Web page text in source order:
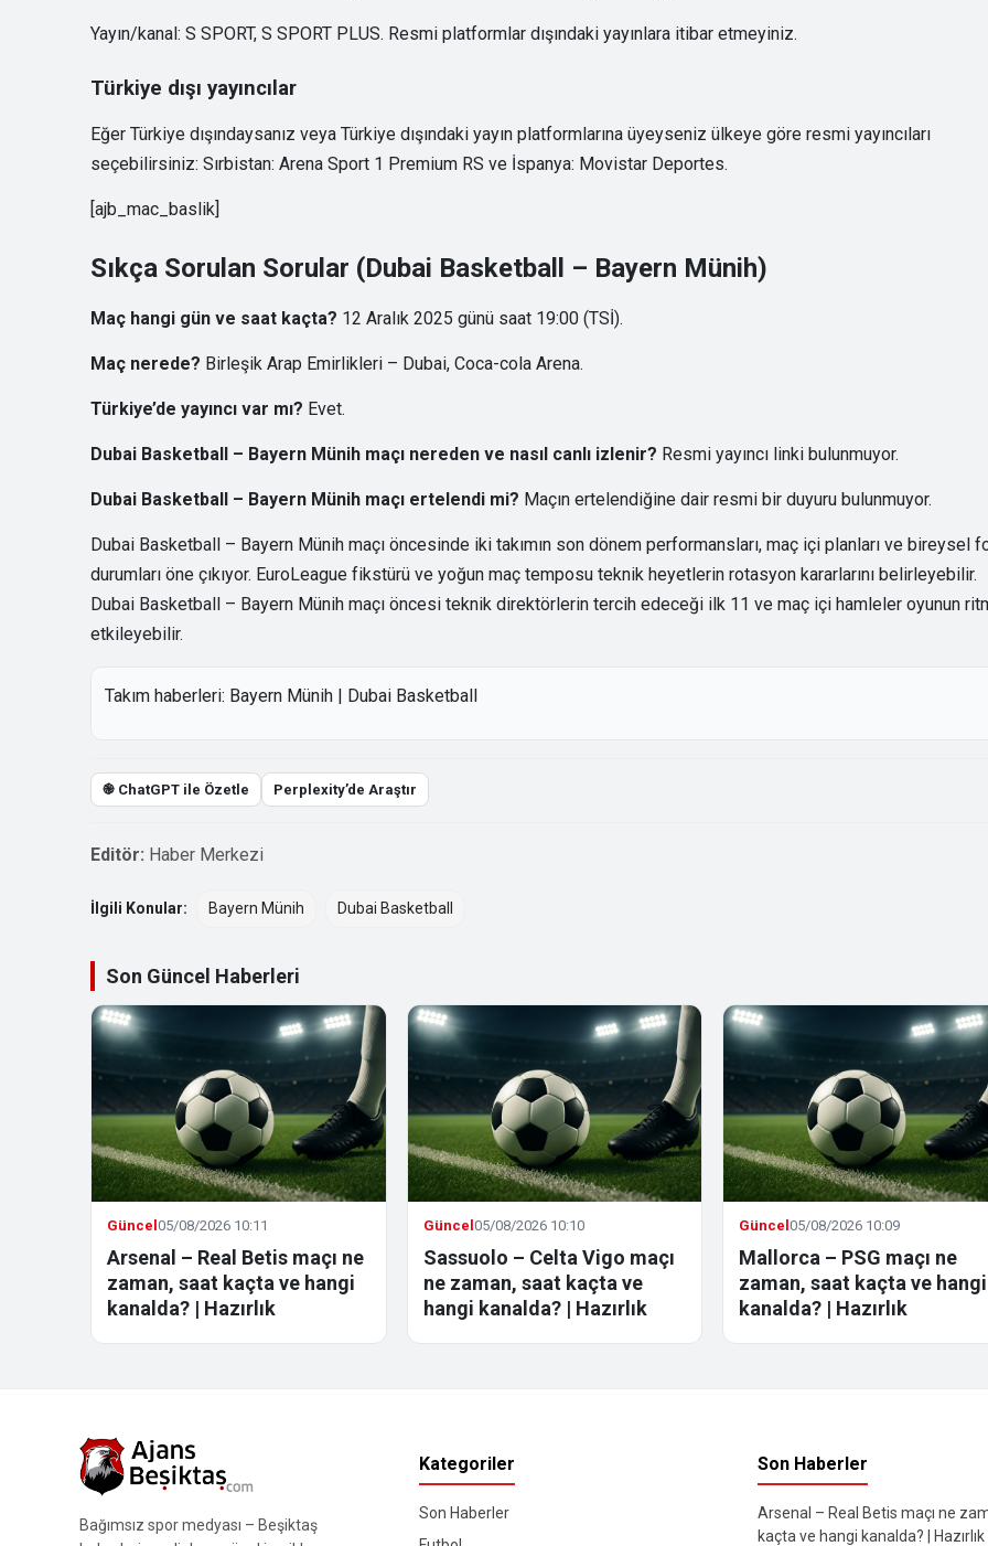
Yayın/kanal: S SPORT, S SPORT PLUS. Resmi platformlar dışındaki yayınlara itibar etmeyiniz.
Türkiye dışı yayıncılar
Eğer Türkiye dışındaysanız veya Türkiye dışındaki yayın platformlarına üyeyseniz ülkeye göre resmi yayıncıları
seçebilirsiniz: Sırbistan: Arena Sport 1 Premium RS ve İspanya: Movistar Deportes.
[ajb_mac_baslik]
Sıkça Sorulan Sorular (Dubai Basketball – Bayern Münih)
Maç hangi gün ve saat kaçta? 12 Aralık 2025 günü saat 19:00 (TSİ).
Maç nerede? Birleşik Arap Emirlikleri – Dubai, Coca-cola Arena.
Türkiye’de yayıncı var mı? Evet.
Dubai Basketball – Bayern Münih maçı nereden ve nasıl canlı izlenir? Resmi yayıncı linki bulunmuyor.
Dubai Basketball – Bayern Münih maçı ertelendi mi? Maçın ertelendiğine dair resmi bir duyuru bulunmuyor.
Dubai Basketball – Bayern Münih maçı öncesinde iki takımın son dönem performansları, maç içi planları ve bireysel
durumları öne çıkıyor. EuroLeague fikstürü ve yoğun maç temposu teknik heyetlerin rotasyon kararlarını belirleyebilir.
Dubai Basketball – Bayern Münih maçı öncesi teknik direktörlerin tercih edeceği ilk 11 ve maç içi hamleler oyunun
etkileyebilir.
Takım haberleri: Bayern Münih | Dubai Basketball
֎ ChatGPT ile Özetle Perplexity’de Araştır
Editör: Haber Merkezi
İlgili Konular: Bayern Münih Dubai Basketball
Son Güncel Haberleri
Güncel05/08/2026 10:11
Arsenal – Real Betis maçı ne
zaman, saat kaçta ve hangi
kanalda? | Hazırlık
Güncel05/08/2026 10:10
Sassuolo – Celta Vigo maçı
ne zaman, saat kaçta ve
hangi kanalda? | Hazırlık
Güncel05/08/2026 10:09
Mallorca – PSG maçı ne
zaman, saat kaçta ve hangi
kanalda? | Hazırlık
Bağımsız spor medyası – Beşiktaş
Kategoriler
Son Haberler
Son Haberler
Arsenal – Real Betis maçı ne
kaçta ve hangi kanalda? | Hazırlık